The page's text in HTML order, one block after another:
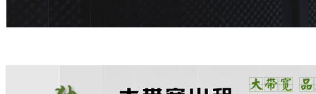
BGP机柜租用
电信联通双线数据中心